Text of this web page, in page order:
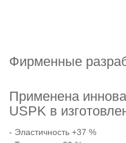
Фирменные
Применена
USPK в
- Эластичность +37 %